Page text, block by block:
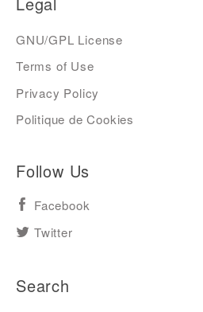
GNU/GPL License
Terms of Use
Privacy Policy
Politique de Cookies
Follow Us
Facebook
Twitter
Search